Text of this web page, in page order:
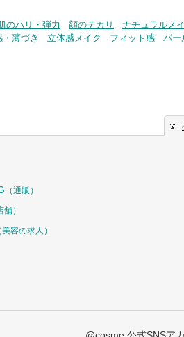
のハリ・弾力 顔のテカリ ナチュラルメ
薄づき 立体感メイク フィット感
パー
（通販）
舗）
美容の求人）